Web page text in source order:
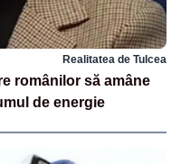
Realitatea de Tulcea
românilor să amâne
de energie